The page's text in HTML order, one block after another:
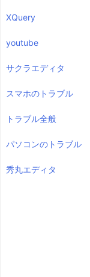
XQuery
youtube
サクラエディタ
スマホのトラブル
トラブル全般
パソコンのトラブル
秀丸エディタ